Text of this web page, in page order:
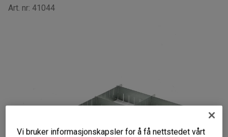
Art. nr: 41044
Vi bruker informasjonskapsler for å få nettstedet vårt